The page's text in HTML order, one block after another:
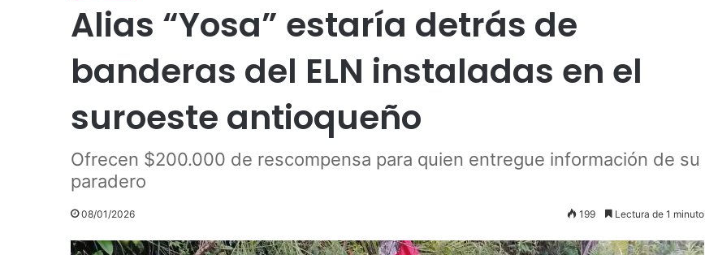
Alias “Yosa” estaría detrás de
banderas del ELN instaladas en el
suroeste antioqueño
Ofrecen $200.000 de rescompensa para quien entregue información de su
paradero
08/01/2026 199 Lectura de 1 minuto